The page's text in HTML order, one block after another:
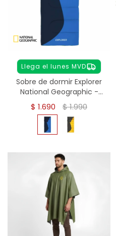
Llega el lunes MVD
Sobre de dormir Explorer
National Geographic -
Azul
$ 1.690 $1.990